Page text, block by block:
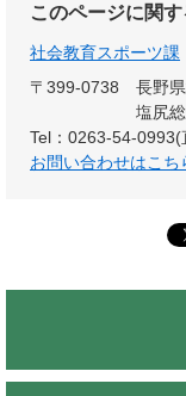
このページに関
社会教育スポーツ課
〒399-0738
長野
塩尻
Tel：0263-54-0993(
お問い合わせはこち